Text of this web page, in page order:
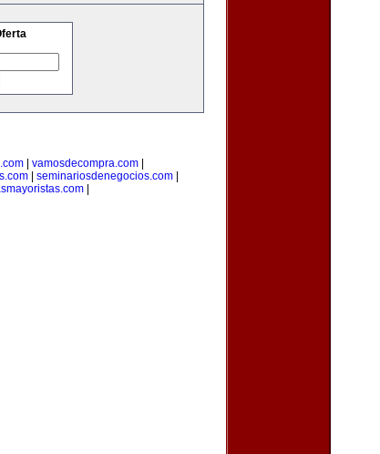
| vamosdecompra.com|
seminariosdenegocios.com
|